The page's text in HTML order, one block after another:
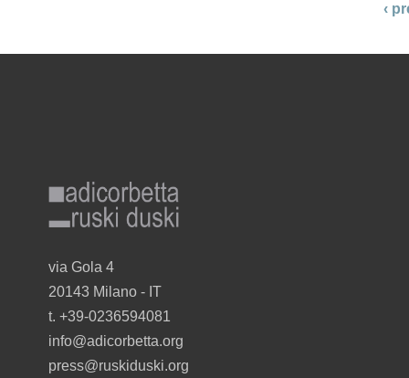
‹
via Gola 4
20143 Milano - I T
t. +39-0236594081
info@adicorbetta.org
press@ruskiduski.org